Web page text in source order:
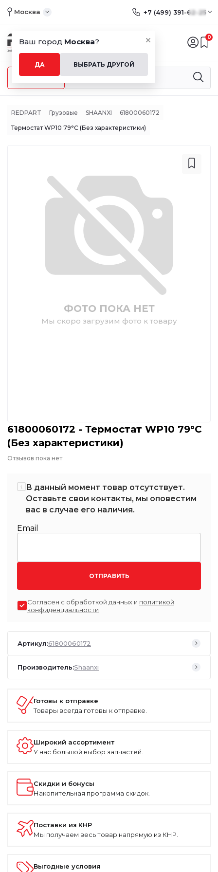
Ваш город Москва?
ДА ВЫБРАТЬ ДРУГОЙ
Москва +7 (499) 391-62-25
0
Меню
REDPART Грузовые SHAANXI 61800060172
Термостат WP10 79°С (Без характеристики)
ФОТО ПОКА НЕТ
Мы скоро загрузим фото к товару
61800060172 - Термостат WP10 79°С
(Без характеристики)
Отзывов пока нет
В данный момент товар отсутствует.
Оставьте свои контакты, мы оповестим
вас в случае его наличия.
Email
ОТПРАВИТЬ
Согласен с обработкой данных и политикой
конфиденциальности
Артикул:61800060172
Производитель:Shaanxi
Готовы к отправке
Товары всегда готовы к отправке.
Широкий ассортимент
У нас большой выбор запчастей.
Скидки и бонусы
Накопительная программа скидок.
Поставки из КНР
Мы получаем весь товар напрямую из КНР.
Выгодные условия